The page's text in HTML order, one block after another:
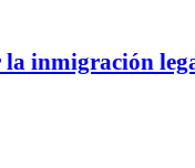
inmigración